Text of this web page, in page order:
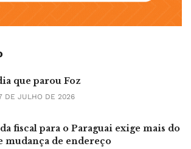
que parou Foz
DE JULHO DE 2026
fiscal para o Paraguai exige mais do
mudança de endereço